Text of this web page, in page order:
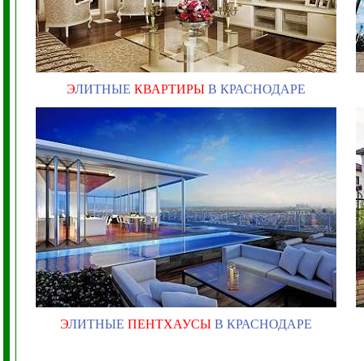
ЭЛИТНЫЕ КВАРТИРЫ В КРАСНОДАРЕ
ЭЛИТНЫЕ ПЕНТХАУСЫ В КРАСНОДАРЕ